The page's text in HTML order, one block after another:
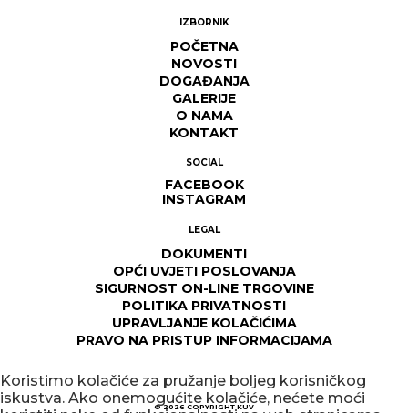
IZBORNIK
POČETNA
NOVOSTI
DOGAĐANJA
GALERIJE
O NAMA
KONTAKT
SOCIAL
FACEBOOK
INSTAGRAM
LEGAL
DOKUMENTI
OPĆI UVJETI POSLOVANJA
SIGURNOST ON-LINE TRGOVINE
POLITIKA PRIVATNOSTI
UPRAVLJANJE KOLAČIĆIMA
PRAVO NA PRISTUP INFORMACIJAMA
© 2026 COPYRIGHT KUV
Koristimo kolačiće za pružanje boljeg korisničkog
iskustva. Ako onemogućite kolačiće, nećete moći